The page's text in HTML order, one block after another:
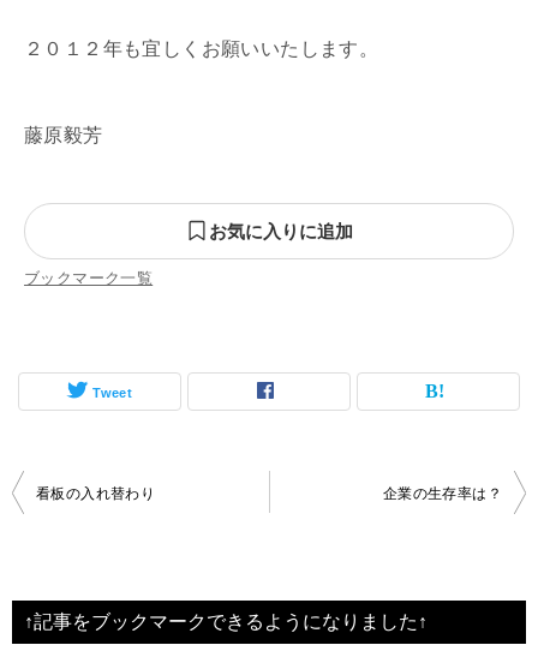
２０１２年も宜しくお願いいたします。
藤原毅芳
お気に入りに追加
ブックマーク一覧
Tweet
投
ビ
ゲ
看板の入れ替わり 企業の生存率は？
↑記事をブックマークできるようになりました↑